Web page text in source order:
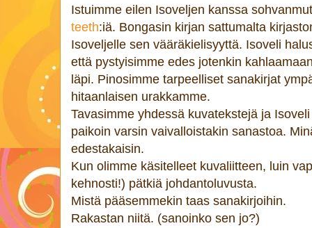
Istuimme eilen Isoveljen kanssa
teeth:iä. Bongasin kirjan sattumalta
Isoveljelle sen vääräkielisyyttä. Isoveli
että pystyisimme edes jotenkin
läpi. Pinosimme tarpeelliset sanakirjat
hitaanlaisen urakkamme.
Tavasimme yhdessä kuvatekstejä ja
paikoin varsin vaivalloistakin sanastoa.
edestakaisin.
Kun olimme käsitelleet kuvaliitteen, luin
kehnosti!) pätkiä johdantoluvusta.
Mistä pääsemmekin taas sanakirjoihin.
Rakastan niitä. (sanoinko sen jo?)